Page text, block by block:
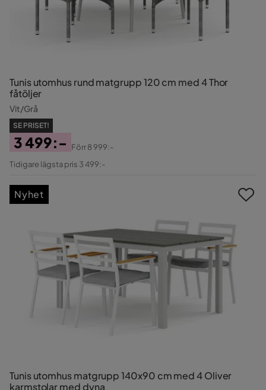
Tunis utomhus rund matgrupp 120 cm med 4 Thor
fåtöljer
Vit/Grå
SE PRISET!
Pris
3 499:-
Original
Förr8 999:-
Tidigare lägsta pris 3 499:-
Tunis utomhus matgrupp 140x90 cm med 4 Oliver
karmstolar med dyna
Nyhet